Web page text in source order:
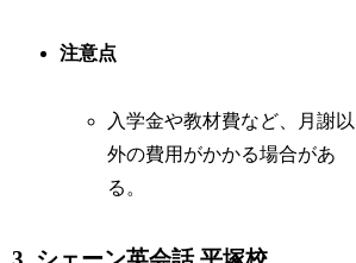
注意点
入学金や教材費など、月謝以
外の費用がかかる場合があ
る。